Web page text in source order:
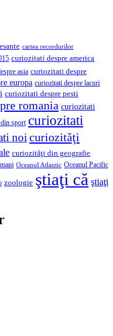
cartea recordurilor
curiozitati despre america
asia curiozitati despre
europa curiozitati despre lacuri
curiozitati despre pesti
romania curiozitati
sport curiozitati
noi curiozităţi
curiozităţi din geografie
Oceanul Atlantic Oceanul Pacific
zoologie ştiaţi că ştiaţi